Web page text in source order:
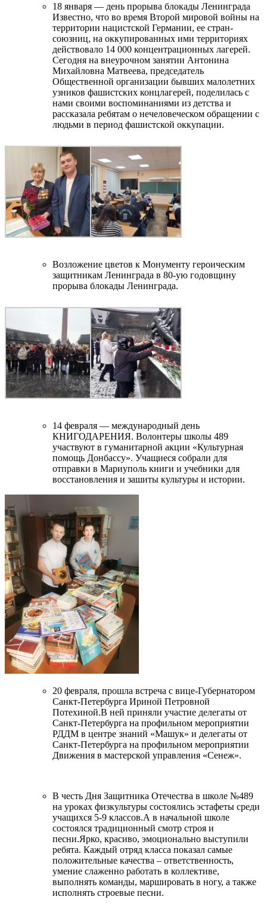
18 января — день прорыва блокады Ленинграда
Известно, что во время Второй мировой войны на
территории нацистской Германии, ее стран-
союзниц, на оккупированных ими территориях
действовало 14 000 концентрационных лагерей.
Сегодня на внеурочном занятии Антонина
Михайловна Матвеева, председатель
Общественной организации бывших малолетних
узников фашистских концлагерей, поделилась с
нами своими воспоминаниями из детства и
рассказала ребятам о нечеловеческом обращении с
людьми в период фашистской оккупации.
Возложение цветов к Монументу героическим
защитникам Ленинграда в 80-ую годовщину
прорыва блокады Ленинграда.
14 февраля — международный день
КНИГОДАРЕНИЯ. Волонтеры школы 489
участвуют в гуманитарной акции «Культурная
помощь Донбассу». Учащиеся собрали для
отправки в Мариуполь книги и учебники для
восстановления и зашиты культуры и истории.
20 февраля, прошла встреча с вице-Губернатором
Санкт-Петербурга Ириной Петровной
Потехиной.В ней приняли участие делегаты от
Санкт-Петербурга на профильном мероприятии
РДДМ в центре знаний «Машук» и делегаты от
Санкт-Петербурга на профильном мероприятии
Движения в мастерской управления «Сенеж».
В честь Дня Защитника Отечества в школе №489
на уроках физкультуры состоялись эстафеты среди
учащихся 5-9 классов.А в начальной школе
состоялся традиционный смотр строя и
песни.Ярко, красиво, эмоционально выступили
ребята. Каждый отряд класса показал самые
положительные качества – ответственность,
умение слаженно работать в коллективе,
выполнять команды, маршировать в ногу, а также
исполнять строевые песни.